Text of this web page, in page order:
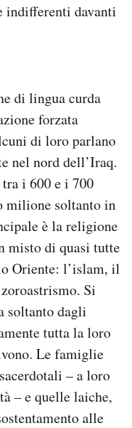
indifferenti davanti
di lingua curda
forzata
di loro parlano
nel nord dell’Iraq.
i 600 e i 700
milione soltanto in
è la religione
misto di quasi tutte
Oriente: l’islam, il
Si
soltanto dagli
tutta la loro
Le famiglie
– a loro
– e quelle laiche,
alle